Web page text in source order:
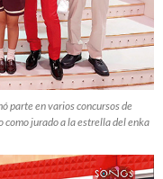
parte en varios concursos de
jurado a la estrella del enka